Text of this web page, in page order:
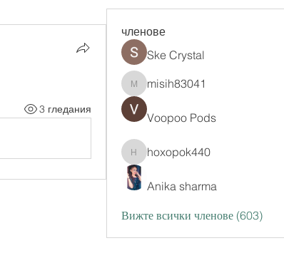
3 гледания
членове
Ske Crystal
misih83041
misih83041
Voopoo Pods
hoxopok440
hoxopok440
Anika sharma
Вижте всички членове (603)